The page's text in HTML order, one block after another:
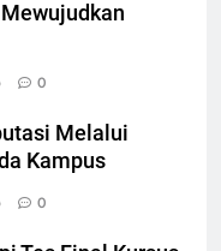
0
Melalui
Kampus
0